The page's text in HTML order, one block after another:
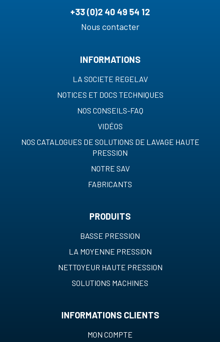
+33 (0)2 40 49 54 12
Nous contacter
INFORMATIONS
LA SOCIETE REGELAV
NOTICES ET DOCS TECHNIQUES
NOS CONSEILS-FAQ
VIDÉOS
NOS CATALOGUES DE SOLUTIONS DE LAVAGE HAUTE
PRESSION
NOTRE SAV
FABRICANTS
PRODUITS
BASSE PRESSION
LA MOYENNE PRESSION
NETTOYEUR HAUTE PRESSION
SOLUTIONS MACHINES
INFORMATIONS CLIENTS
MON COMPTE